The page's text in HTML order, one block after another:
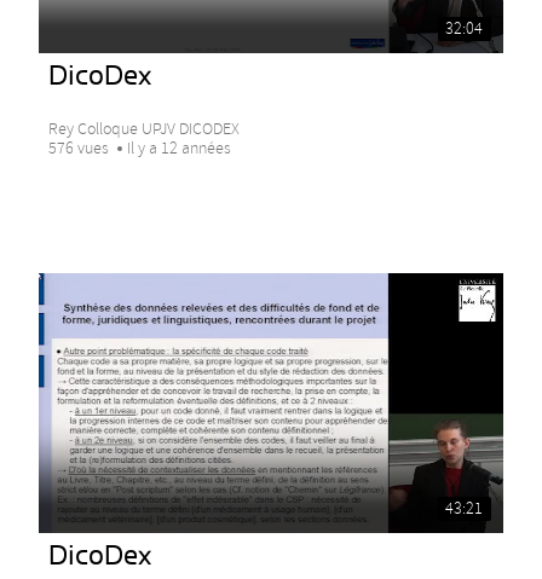
32:04
DicoDex
Rey Colloque UPJV DICODEX
576 vues
Il y a 12 années
43:21
DicoDex